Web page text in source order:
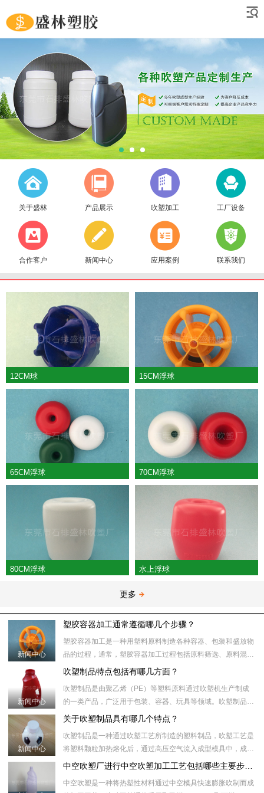
关于盛林 产品展示 吹塑加工 工厂设备
合作客户 新闻中心 应用案例 联系我们
12CM球 15CM浮球
65CM浮球 70CM浮球
80CM浮球 水上浮球
更多
新闻中心
塑胶容器加工通常遵循哪几个步骤？
塑胶容器加工是一种用塑料原料制造各种容器、包装和盛放物
品的过程，通常，塑胶容器加工过程包括原料筛选、原料混
合、塑化加热、模具注射、冷却、取出、后处理等步骤。​具体
新闻中心
吹塑制品特点包括有哪几方面？
吹塑制品是由聚乙烯（PE）等塑料原料通过吹塑机生产制成
的一类产品，广泛用于包装、容器、玩具等领域。吹塑制品制
作过程中，首先将塑料颗粒加热到合适的温度，然后将塑料颗
新闻中心
关于吹塑制品具有哪几个特点？
吹塑制品是一种通过吹塑工艺所制造的塑料制品，吹塑工艺是
将塑料颗粒加热熔化后，通过高压空气流入成型模具中，成型
模具内部的形状和壁厚受压力和温度控制。随后，通过冷却模中空吹塑厂进行中空吹塑加工工艺包括哪些主要步骤？
中空吹塑是一种将热塑性材料通过中空模具快速膨胀吹制而成